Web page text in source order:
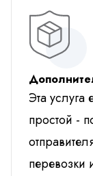
Эта
простой -
перевозки